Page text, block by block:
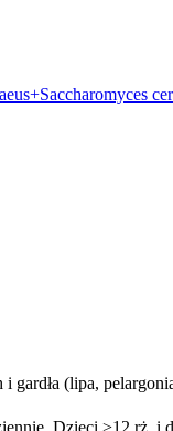
gardła (lipa,
Dzieci >12 rż. i